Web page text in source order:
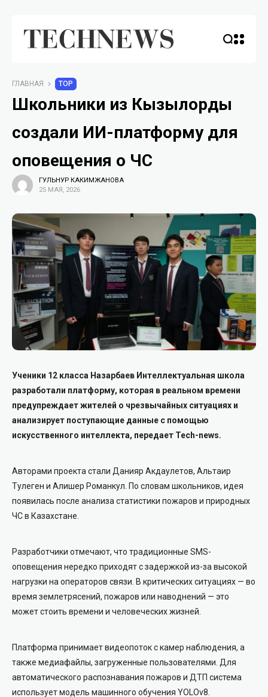
ГЛАВНАЯ TOP
Школьники из Кызылорды
создали ИИ-платформу для
оповещения о ЧС
ГУЛЬНУР КАКИМЖАНОВА
25 МАЯ, 2026
Ученики 12 класса Назарбаев Интеллектуальная школа
разработали платформу, которая в реальном времени
предупреждает жителей о чрезвычайных ситуациях и
анализирует поступающие данные с помощью
искусственного интеллекта, передает Tech-news.
Авторами проекта стали Данияр Акдаулетов, Альтаир
Тулеген и Алишер Романкул. По словам школьников, идея
появилась после анализа статистики пожаров и природных
ЧС в Казахстане.
Разработчики отмечают, что традиционные SMS-
оповещения нередко приходят с задержкой из-за высокой
нагрузки на операторов связи. В критических ситуациях — во
время землетрясений, пожаров или наводнений — это
может стоить времени и человеческих жизней.
Платформа принимает видеопоток с камер наблюдения, а
также медиафайлы, загруженные пользователями. Для
автоматического распознавания пожаров и ДТП система
использует модель машинного обучения YOLOv8.